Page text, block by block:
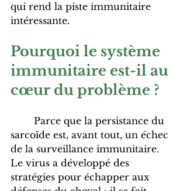
qui rend la piste immunitaire
intéressante.
Pourquoi le système
immunitaire est-il au
cœur du problème ?
sarcoïde est, avant tout, un échec
de la surveillance immunitaire.
Le virus a développé des
stratégies pour échapper aux